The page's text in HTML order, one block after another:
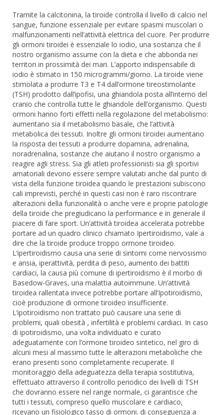
Tramite la calcitonina, la tiroide controlla il livello di calcio nel
sangue, funzione essenziale per evitare spasmi muscolari o
malfunzionamenti nell’attività elettrica del cuore. Per produrre
gli ormoni tiroidei è essenziale lo iodio, una sostanza che il
nostro organismo assume con la dieta e che abbonda nei
territori in prossimità dei mari. L’apporto indispensabile di
iodio è stimato in 150 microgrammi/giorno. La tiroide viene
stimolata a produrre T3 e T4 dall’ormone tireostimolante
(TSH) prodotto dall’ipofisi, una ghiandola posta all’interno del
cranio che controlla tutte le ghiandole dell’organismo. Questi
ormoni hanno forti effetti nella regolazione del metabolismo:
aumentano sia il metabolismo basale, che l’attività
metabolica dei tessuti. Inoltre gli ormoni tiroidei aumentano
la risposta dei tessuti a produrre dopamina, adrenalina,
noradrenalina, sostanze che aiutano il nostro organismo a
reagire agli stress. Sia gli atleti professionisti sia gli sportivi
amatoriali devono essere sempre valutati anche dal punto di
vista della funzione tiroidea quando le prestazioni subiscono
cali imprevisti, perché in questi casi non è raro riscontrare
alterazioni della funzionalità o anche vere e proprie patologie
della tiroide che pregiudicano la performance e in generale il
piacere di fare sport. Un’attività tiroidea accelerata potrebbe
portare ad un quadro clinico chiamato Ipertiroidismo, vale a
dire che la tiroide produce troppo ormone tiroideo.
L’ipertiroidismo causa una serie di sintomi come nervosismo
e ansia, iperattività, perdita di peso, aumento dei battiti
cardiaci, la causa più comune di ipertiroidismo è il morbo di
Basedow-Graves, una malattia autoimmune. Un’attività
tiroidea rallentata invece potrebbe portare all’Ipotiroidismo,
cioè produzione di ormone tiroideo insufficiente.
L’ipotiroidismo non trattato può causare una serie di
problemi, quali obesità , infertilità e problemi cardiaci. In caso
di ipotiroidismo, una volta individuato e curato
adeguatamente con l’ormone tiroideo sintetico, nel giro di
alcuni mesi al massimo tutte le alterazioni metaboliche che
erano presenti sono completamente recuperate. Il
monitoraggio della adeguatezza della terapia sostitutiva,
effettuato attraverso il controllo periodico dei livelli di TSH
che dovranno essere nel range normale, ci garantisce che
tutti i tessuti, compreso quello muscolare e cardiaco,
ricevano un fisiologico tasso di ormoni. di conseguenza a